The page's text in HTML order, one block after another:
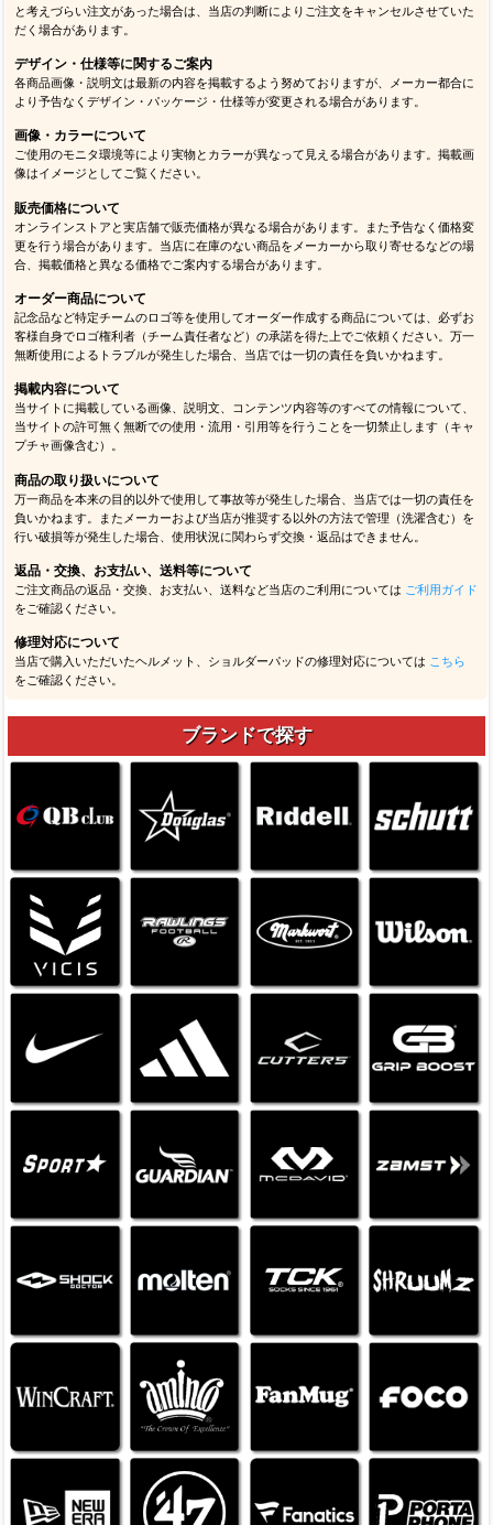
と考えづらい注文があった場合は、当店の判断によりご注文をキャンセルさせていた
だく場合があります。
デザイン・仕様等に関するご案内
各商品画像・説明文は最新の内容を掲載するよう努めておりますが、メーカー都合に
より予告なくデザイン・パッケージ・仕様等が変更される場合があります。
画像・カラーについて
ご使用のモニタ環境等により実物とカラーが異なって見える場合があります。掲載画
像はイメージとしてご覧ください。
販売価格について
オンラインストアと実店舗で販売価格が異なる場合があります。また予告なく価格変
更を行う場合があります。当店に在庫のない商品をメーカーから取り寄せるなどの場
合、掲載価格と異なる価格でご案内する場合があります。
オーダー商品について
記念品など特定チームのロゴ等を使用してオーダー作成する商品については、必ずお
客様自身でロゴ権利者（チーム責任者など）の承諾を得た上でご依頼ください。万一
無断使用によるトラブルが発生した場合、当店では一切の責任を負いかねます。
掲載内容について
当サイトに掲載している画像、説明文、コンテンツ内容等のすべての情報について、
当サイトの許可無く無断での使用・流用・引用等を行うことを一切禁止します（キャ
プチャ画像含む）。
商品の取り扱いについて
万一商品を本来の目的以外で使用して事故等が発生した場合、当店では一切の責任を
負いかねます。またメーカーおよび当店が推奨する以外の方法で管理（洗濯含む）を
行い破損等が発生した場合、使用状況に関わらず交換・返品はできません。
返品・交換、お支払い、送料等について
ご注文商品の返品・交換、お支払い、送料など当店のご利用については ご利用ガイド
をご確認ください。
修理対応について
当店で購入いただいたヘルメット、ショルダーパッドの修理対応については こちら
をご確認ください。
ブランドで探す